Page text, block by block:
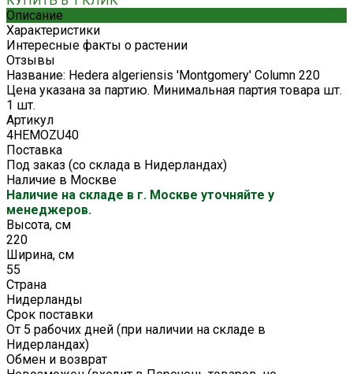
Описание
Характеристики
Интересные факты о растении
Отзывы
Название: Hedera algeriensis 'Montgomery' Column 220
Цена указана за партию. Минимальная партия товара шт.
1 шт.
Артикул
4HEMOZU40
Поставка
Под заказ (со склада в Нидерландах)
Наличие в Москве
Наличие на складе в г. Москве уточняйте у
менеджеров.
Высота, см
220
Ширина, см
55
Страна
Нидерланды
Срок поставки
От 5 рабочих дней (при наличии на складе в
Нидерландах)
Обмен и возврат